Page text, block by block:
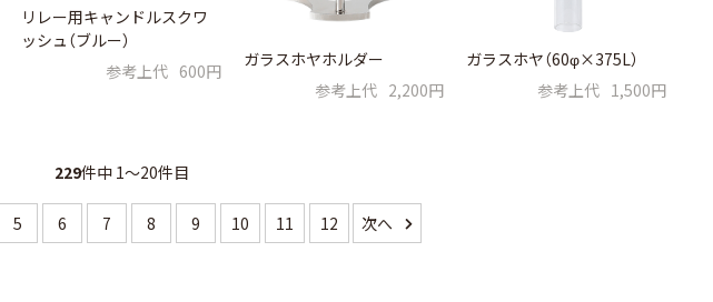
リレー用キャンドルスクワ
ッシュ（ブルー）
参考上代 600円
ガラスホヤホルダー
参考上代 2,200円
ガラスホヤ（60φ×375L）
参考上代 1,500円
229件中 1〜20件目
5 6 7 8 9 10 11 12